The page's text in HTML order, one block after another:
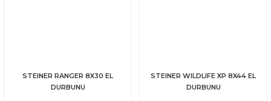
STEINER RANGER 8X30 EL
DURBUNU
STEINER WILDLIFE XP 8X44 EL
DURBUNU